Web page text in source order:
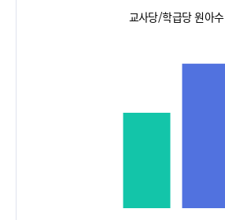
교사당/학급당 원아수